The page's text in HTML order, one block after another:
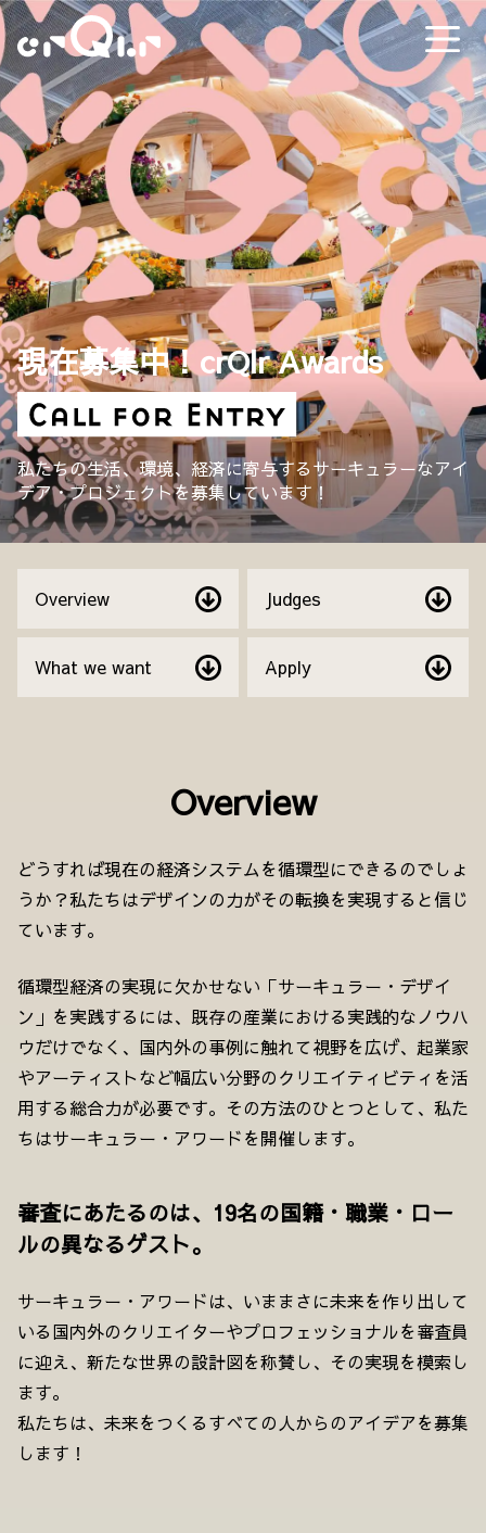
現在募集中！crQlr Awards
私たちの生活、環境、経済に寄与するサーキュラーなアイ
デア・プロジェクトを募集しています！
Overview Judges
What we want Apply
Overview
どうすれば現在の経済システムを循環型にできるのでしょ
うか？私たちはデザインの力がその転換を実現すると信じ
ています。
循環型経済の実現に欠かせない「サーキュラー・デザイ
ン」を実践するには、既存の産業における実践的なノウハ
ウだけでなく、国内外の事例に触れて視野を広げ、起業家
やアーティストなど幅広い分野のクリエイティビティを活
用する総合力が必要です。その方法のひとつとして、私た
ちはサーキュラー・アワードを開催します。
審査にあたるのは、19名の国籍・職業・ロー
ルの異なるゲスト。
サーキュラー・アワードは、いままさに未来を作り出して
いる国内外のクリエイターやプロフェッショナルを審査員
に迎え、新たな世界の設計図を称賛し、その実現を模索し
ます。
私たちは、未来をつくるすべての人からのアイデアを募集
します！